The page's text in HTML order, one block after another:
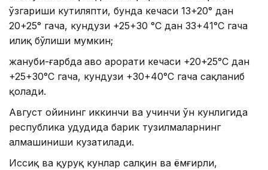
ўзгариши кутиляпти, бунда кечаси 13+20° дан
20+25° гача, кундузи +25+30 °С дан 33+41°С гача
илиқ бўлиши мумкин;
жануби-ғарбда ҳаво ҳарорати кечаси +20+25°С дан
+25+30°С гача, кундузи +30+40°С гача сақланиб
қолади.
Август ойининг иккинчи ва учинчи ўн кунлигида
республика ҳудудида барик тузилмаларнинг
алмашиниши кузатилади.
Иссиқ ва қуруқ кунлар салқин ва ёмғирли,